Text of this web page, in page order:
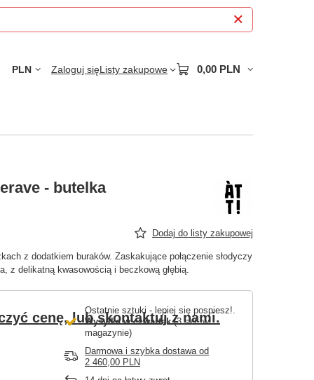
PLN Zaloguj sięListy zakupowe 0,00 PLN
- butelka
Dodaj do listy zakupowej
z dodatkiem buraków. Zaskakujące połączenie słodyczy
z delikatną kwasowością i beczkową głębią.
cenę, lub skontaktuj z nami.
Ostatnie sztuki - lepiej się pospiesz!
Wysyłkaw czwartek(3 szt. w
magazynie)
Darmowa i szybka dostawaod
2 460,00 PLN